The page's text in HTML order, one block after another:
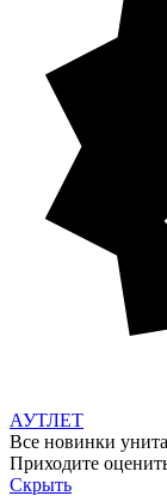
АУТЛЕТ
Все новинки
Приходите
Скрыть